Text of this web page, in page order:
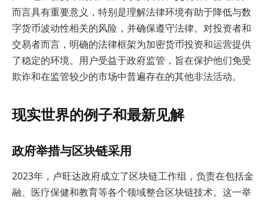
而言具有重要意义，特别是理解法律环境有助于降低与数
字货币波动性相关的风险，并确保遵守法律。对投资者和
交易者而言，明确的法律框架为加密货币投资和运营提供
了稳定的环境。用户受益于政府监管，旨在保护他们免受
欺诈和在监管较少的市场中普遍存在的其他非法活动。
现实世界的例子和最新见解
政府举措与区块链采用
2023年，卢旺达政府成立了区块链工作组，负责在包括金
融、医疗保健和教育等各个领域整合区块链技术。这一举